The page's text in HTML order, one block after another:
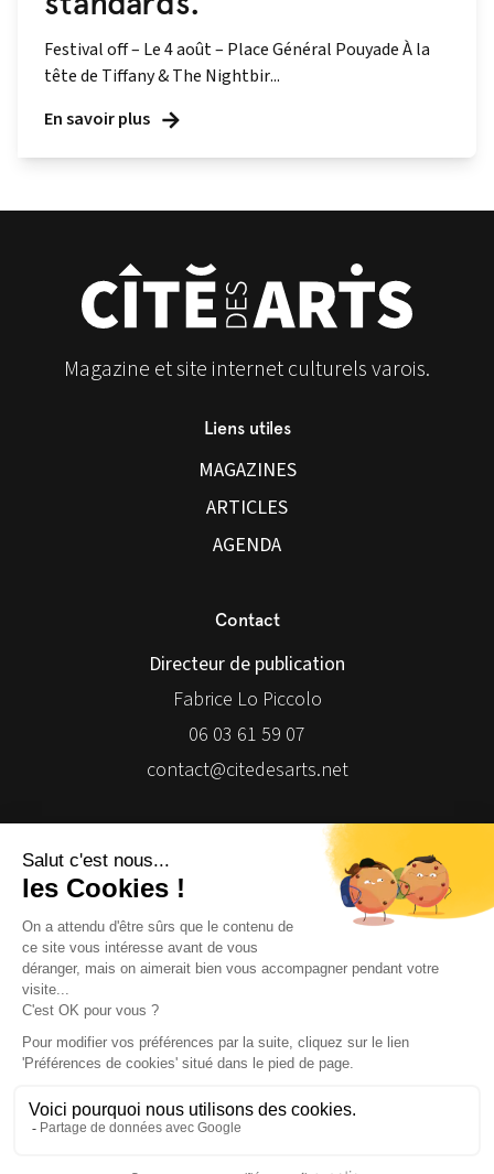
Festival off – Le 4 août – Place Général Pouyade À la
tête de Tiffany & The Nightbir...
En savoir plus
Magazine et site internet culturels varois.
Liens utiles
MAGAZINES
ARTICLES
AGENDA
Contact
Directeur de publication
Fabrice Lo Piccolo
06 03 61 59 07
contact@citedesarts.net
© 2026 | Cité des Arts | Tous droits réservés